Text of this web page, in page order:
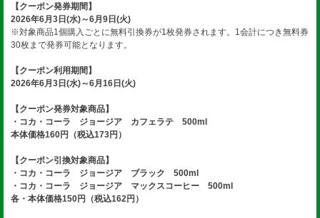
【クーポン発券期間】
2026年6月3日(水)～6月9日(火)
※対象商品1個購入ごとに無料引換券が1枚発券されます。1会計につき無料券
30枚まで発券可能となります。
【クーポン利用期間】
2026年6月3日(水)～6月16日(火)
【クーポン発券対象商品】
・コカ・コーラ ジョージア カフェラテ 500ml
本体価格160円（税込173円）
【クーポン引換対象商品】
・コカ・コーラ ジョージア ブラック 500ml
・コカ・コーラ ジョージア マックスコーヒー 500ml
各・本体価格150円（税込162円）